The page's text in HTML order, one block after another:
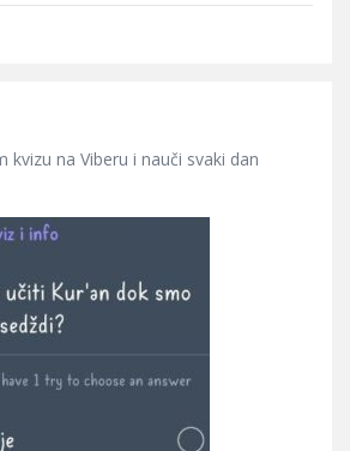
kvizu na Viberu i nauči svaki dan